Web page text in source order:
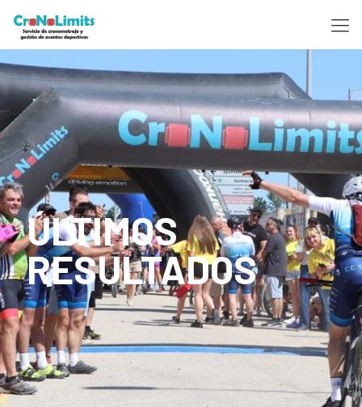
ÚLTIMOS
RESULTADOS